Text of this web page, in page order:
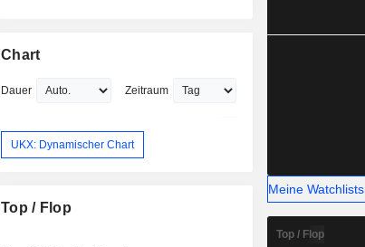
Chart
Dauer Zeitraum
UKX: Dynamischer Chart
Top / Flop
Meine Watchlists
Top / Flop